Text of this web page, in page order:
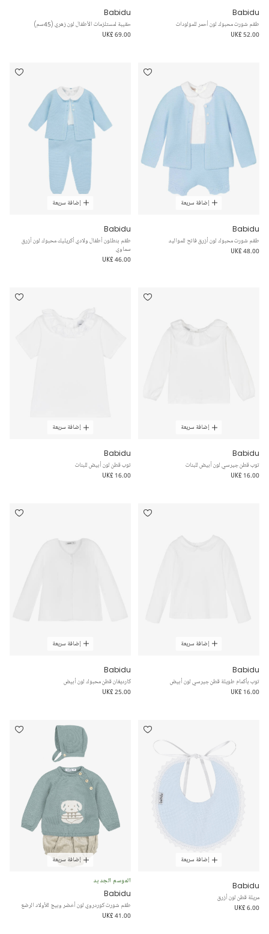
Babidu
طقم شورت محبوك لون أحمر للمولودات
UK£ 52.00
Babidu
حقيبة لمستلزمات الأطفال لون زهري (45سم)
UK£ 69.00
إضافة سريعة
Babidu
طقم شورت محبوك لون أزرق فاتح للمواليد
UK£ 48.00
إضافة سريعة
Babidu
طقم بنطلون أطفال ولادي أكريليك محبوك لون أزرق
سماوي
UK£ 46.00
إضافة سريعة
Babidu
توب قطن جيرسي لون أبيض للبنات
UK£ 16.00
إضافة سريعة
Babidu
توب قطن لون أبيض للبنات
UK£ 16.00
إضافة سريعة
Babidu
توب بأكمام طويلة قطن جيرسي لون أبيض
UK£ 16.00
إضافة سريعة
Babidu
كارديغان قطن محبوك لون أبيض
UK£ 25.00
إضافة سريعة
Babidu
مريلة قطن لون أزرق
UK£ 6.00
إضافة سريعة
الموسم الجديد
Babidu
طقم شورت كوردروي لون أخضر وبيج للأولاد الرضع
UK£ 41.00